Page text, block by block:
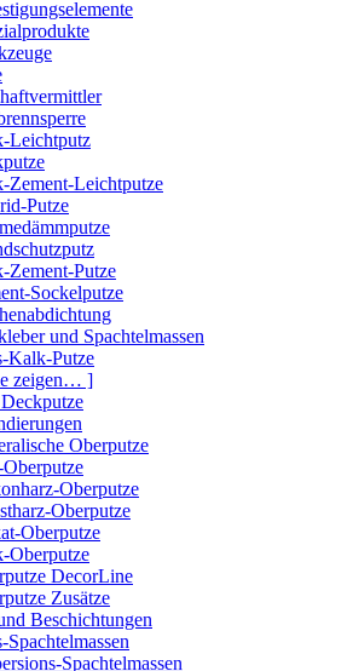
Leichtputz
Zement-Leichtputze
Putze
Zement-Putze
Sockelputze
und Spachtelmassen
Kalk-Putze
zeigen… ]
Oberputze
Oberputze
Oberputze
Oberputze
Oberputze
DecorLine
Zusätze
Beschichtungen
Spachtelmassen
Spachtelmassen